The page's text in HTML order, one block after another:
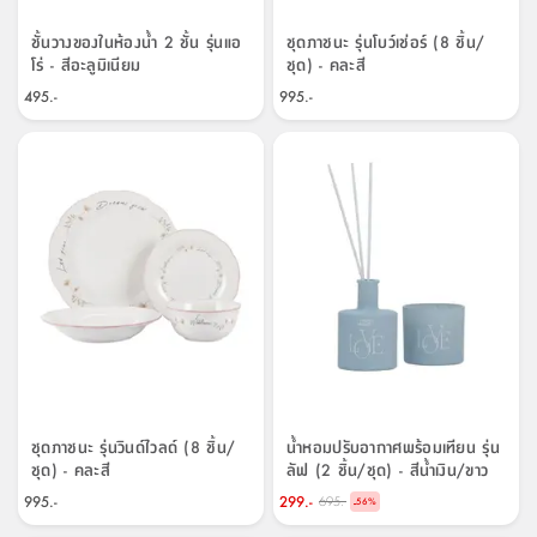
ชั้นวางของในห้องน้ำ 2 ชั้น รุ่นแอ
โร่ - สีอะลูมิเนียม
495.-
ชุดภาชนะ รุ่นโบว์เช่อร์ (8 ชิ้น/
ชุด) - คละสี
995.-
ชุดภาชนะ รุ่นวินด์ไวลด์ (8 ชิ้น/
ชุด) - คละสี
995.-
น้ำหอมปรับอากาศพร้อมเทียน รุ่น
ลัฟ (2 ชิ้น/ชุด) - สีน้ำเงิน/ขาว
299.- 695.- -56%